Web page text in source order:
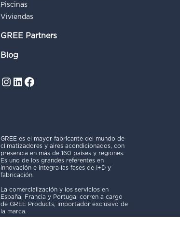
Piscinas
Viviendas
GREE Partners
Blog
Instagram
LinkedIn
Facebook
GREE es el mayor fabricante del mundo de
climatizadores y aires acondicionados, con
presencia en más de 160 países y regiones.
Es uno de los grandes referentes en
innovación e integra las fases de I+D y
fabricación.
La comercialización y los servicios en
España, Francia y Portugal corren a cargo
de GREE Products, importador exclusivo de
la marca.